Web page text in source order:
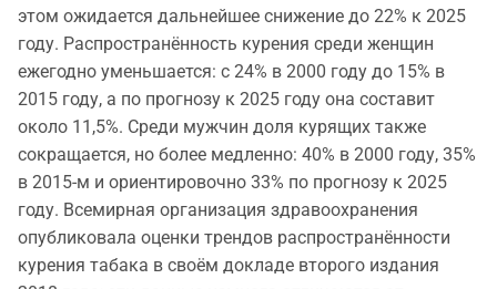
этом ожидается дальнейшее снижение до 22% к 2025
году. Распространённость курения среди женщин
ежегодно уменьшается: с 24% в 2000 году до 15% в
2015 году, а по прогнозу к 2025 году она составит
около 11,5%. Среди мужчин доля курящих также
сокращается, но более медленно: 40% в 2000 году, 35%
в 2015-м и ориентировочно 33% по прогнозу к 2025
году. Всемирная организация здравоохранения
опубликовала оценки трендов распространённости
курения табака в своём докладе второго издания